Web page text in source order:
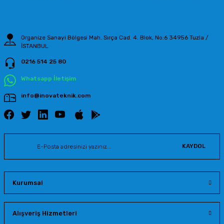
Organize Sanayi Bölgesi Mah. Sırça Cad. 4. Blok, No:6 34956 Tuzla /
İSTANBUL
0216 514 25 80
Whatsapp İletişim
info@inovateknik.com
KAYDOL
Kurumsal
Alışveriş Hizmetleri